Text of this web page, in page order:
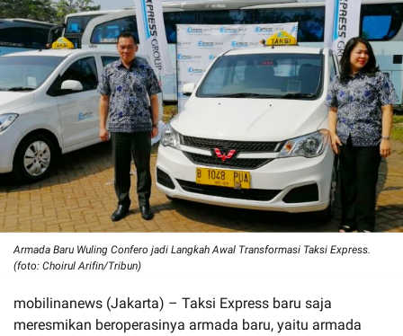
Armada Baru Wuling Confero jadi Langkah Awal Transformasi Taksi Express.
(foto: Choirul Arifin/Tribun)
mobilinanews (Jakarta) – Taksi Express baru saja
meresmikan beroperasinya armada baru, yaitu armada